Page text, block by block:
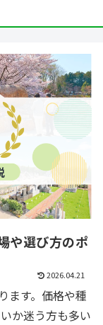
や選び方のポ
2026.04.21
ます。価格や種
か迷う方も多い